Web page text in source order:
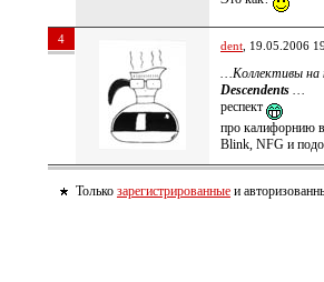
4 dent , 19.05.2006
…Коллективы на
Descendents …
респект
про калифорнию
Blink, NFG и
Только зарегистрированные и